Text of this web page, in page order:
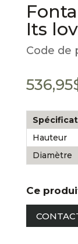
Its
Code de
536,95
Hauteur
Diamètre
Ce